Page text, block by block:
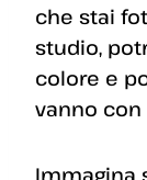
che stai
studio,
colore e
vanno con
Immagina